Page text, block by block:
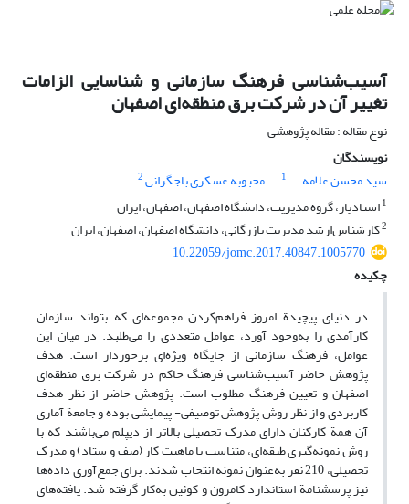
آسیب‌شناسی فرهنگ سازمانی و شناسایی الزامات
تغییر آن در شرکت برق منطقه‌ای اصفهان
نوع مقاله : مقاله پژوهشی
نویسندگان
سید محسن علامه
1 محبوبه عسکری باجگرانی2
1استادیار، گروه مدیریت، دانشگاه اصفهان، اصفهان، ایران
2کارشناس‌‌ارشد مدیریت بازرگانی، دانشگاه اصفهان، اصفهان، ایران
10.22059/jomc.2017.40847.1005770
چکیده
در دنیای پیچیدة امروز فراهم‌کردن مجموعه‌ای که بتواند سازمان
کارآمدی را به‌وجود آورد، عوامل متعددی را می‌طلبد. در میان این
عوامل، فرهنگ سازمانی از جایگاه ویژه‌ای برخوردار است. هدف
پژوهش حاضر آسیب‌شناسی فرهنگ حاکم در شرکت برق منطقه‌ای
اصفهان و تعیین فرهنگ مطلوب است. پژوهش حاضر از نظر هدف
کاربردی و از نظر روش پژوهش توصیفی- پیمایشی بوده و جامعة آماری
آن همة کارکنان دارای مدرک تحصیلی بالاتر از دیپلم می‌باشند که با
روش نمونه‌گیری طبقه‌ای، متناسب با ماهیت کار (صف و ستاد) و مدرک
تحصیلی، 210 نفر به‌عنوان نمونه انتخاب شدند. برای جمع‌آوری داده‌ها
نیز پرسشنامة استاندارد کامرون و کوئین به‌کار گرفته شد. یافته‌های